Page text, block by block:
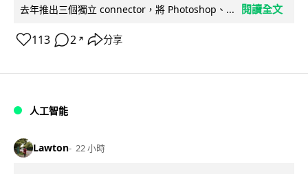
去年推出三個獨立 connector，將 Photoshop、...
閱讀全文
113 2 ↗ 分享
人工智能
Lawton 22 小時